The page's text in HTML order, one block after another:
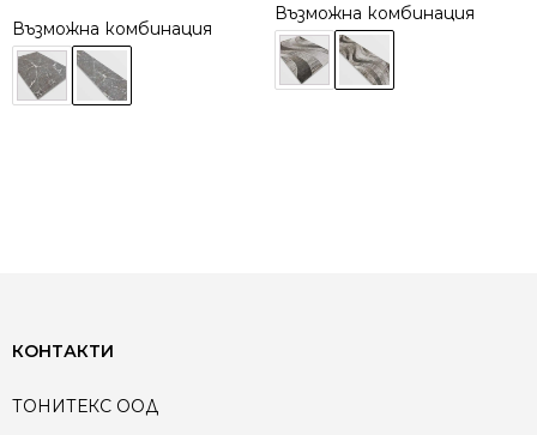
Възможна комбинация
Възможна комбинация
КОНТАКТИ
ТОНИТЕКС ООД